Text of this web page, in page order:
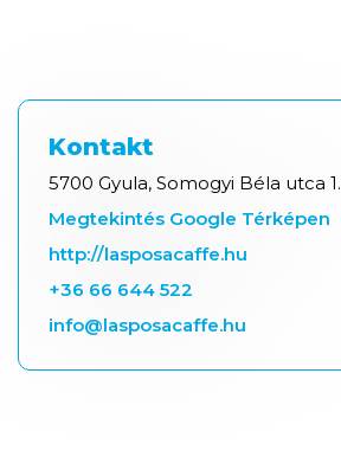
Kontakt
5700 Gyula, Somogyi Béla utca 1.
Megtekintés Google Térképen
http://lasposacaffe.hu
+36 66 644 522
info@lasposacaffe.hu